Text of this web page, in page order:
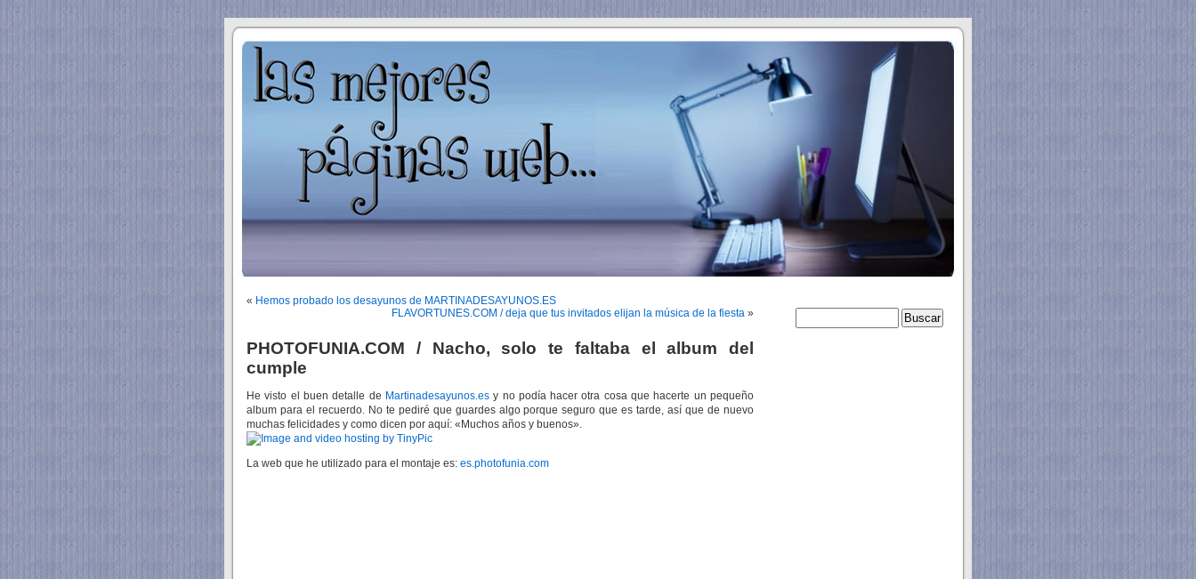
« Hemos probado los desayunos de MARTINADESAYUNOS.ES
FLAVORTUNES.COM / deja que tus invitados elijan la música de la fiesta »
PHOTOFUNIA.COM / Nacho, solo te faltaba el album del
cumple
He visto el buen detalle de Martinadesayunos.esy no podía hacer otra cosa que hacerte un pequeño
album para el recuerdo. No te pediré que guardes algo porque seguro que es tarde, así que de nuevo
muchas felicidades y como dicen por aquí: «Muchos años y buenos».
La web que he utilizado para el montaje es: es.photofunia.com